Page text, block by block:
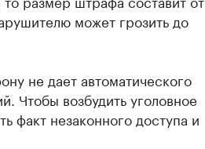
может грозить до
не дает автоматического
Чтобы возбудить уголовное
факт незаконного доступа и